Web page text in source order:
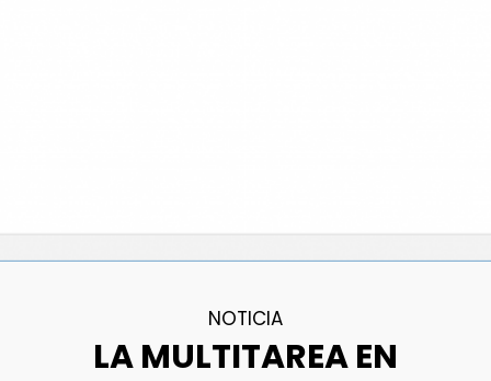
NOTICIA
LA MULTITAREA EN